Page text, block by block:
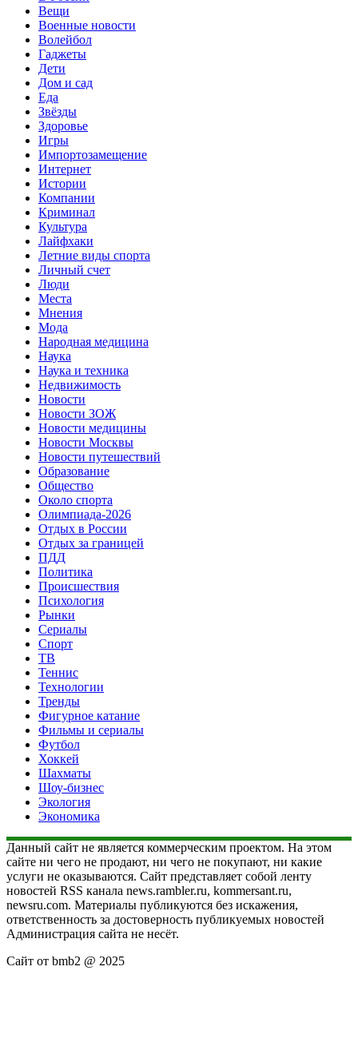
Вещи
Военные новости
Волейбол
Гаджеты
Дети
Дом и сад
Еда
Звёзды
Здоровье
Игры
Импортозамещение
Интернет
Истории
Компании
Криминал
Культура
Лайфхаки
Летние виды спорта
Личный счет
Люди
Места
Мнения
Мода
Народная медицина
Наука
Наука и техника
Недвижимость
Новости
Новости ЗОЖ
Новости медицины
Новости Москвы
Новости путешествий
Образование
Общество
Около спорта
Олимпиада-2026
Отдых в России
Отдых за границей
ПДД
Политика
Происшествия
Психология
Рынки
Сериалы
Спорт
ТВ
Теннис
Технологии
Тренды
Фигурное катание
Фильмы и сериалы
Футбол
Хоккей
Шахматы
Шоу-бизнес
Экология
Экономика
Данный сайт не является коммерческим проектом. На этом
сайте ни чего не продают, ни чего не покупают, ни какие
услуги не оказываются. Сайт представляет собой ленту
новостей RSS канала news.rambler.ru, kommersant.ru,
newsru.com. Материалы публикуются без искажения,
ответственность за достоверность публикуемых новостей
Администрация сайта не несёт.
Сайт от bmb2 @ 2025